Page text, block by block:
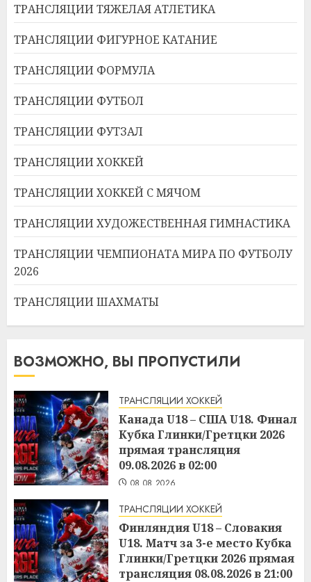
ТРАНСЛЯЦИИ ТЯЖЕЛАЯ АТЛЕТИКА
ТРАНСЛЯЦИИ ФИГУРНОЕ КАТАНИЕ
ТРАНСЛЯЦИИ ФОРМУЛА
ТРАНСЛЯЦИИ ФУТБОЛ
ТРАНСЛЯЦИИ ФУТЗАЛ
ТРАНСЛЯЦИИ ХОККЕЙ
ТРАНСЛЯЦИИ ХОККЕЙ С МЯЧОМ
ТРАНСЛЯЦИИ ХУДОЖЕСТВЕННАЯ ГИМНАСТИКА
ТРАНСЛЯЦИИ ЧЕМПИОНАТА МИРА ПО ФУТБОЛУ
2026
ТРАНСЛЯЦИИ ШАХМАТЫ
ВОЗМОЖНО, ВЫ ПРОПУСТИЛИ
ТРАНСЛЯЦИИ ХОККЕЙ
Канада U18 – США U18. Финал
Кубка Глинки/Гретцки 2026
прямая трансляция
09.08.2026 в 02:00
08.08.2026
ТРАНСЛЯЦИИ ХОККЕЙ
Финляндия U18 – Словакия
U18. Матч за 3-е место Кубка
Глинки/Гретцки 2026 прямая
трансляция 08.08.2026 в 21:00